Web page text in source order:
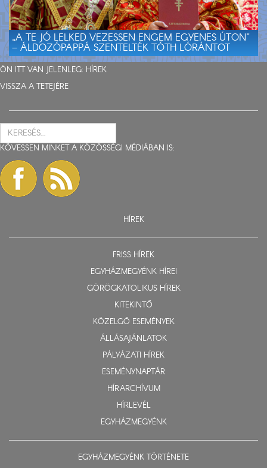
„A TE JÓ LELKED VEZESSEN ENGEM EGYENES ÚTON”
– ÁLDOZÓPAPPÁ SZENTELTÉK TÓTH LÓRÁNTOT
ÖN ITT VAN JELENLEG: HÍREK
VISSZA A TETEJÉRE
KÖVESSEN MINKET A KÖZÖSSÉGI MÉDIÁBAN IS:
HÍREK
FRISS HÍREK
EGYHÁZMEGYÉNK HÍREI
GÖRÖGKATOLIKUS HÍREK
KITEKINTŐ
KÖZELGŐ ESEMÉNYEK
ÁLLÁSAJÁNLATOK
PÁLYÁZATI HÍREK
ESEMÉNYNAPTÁR
HÍRARCHÍVUM
HÍRLEVÉL
EGYHÁZMEGYÉNK
EGYHÁZMEGYÉNK TÖRTÉNETE